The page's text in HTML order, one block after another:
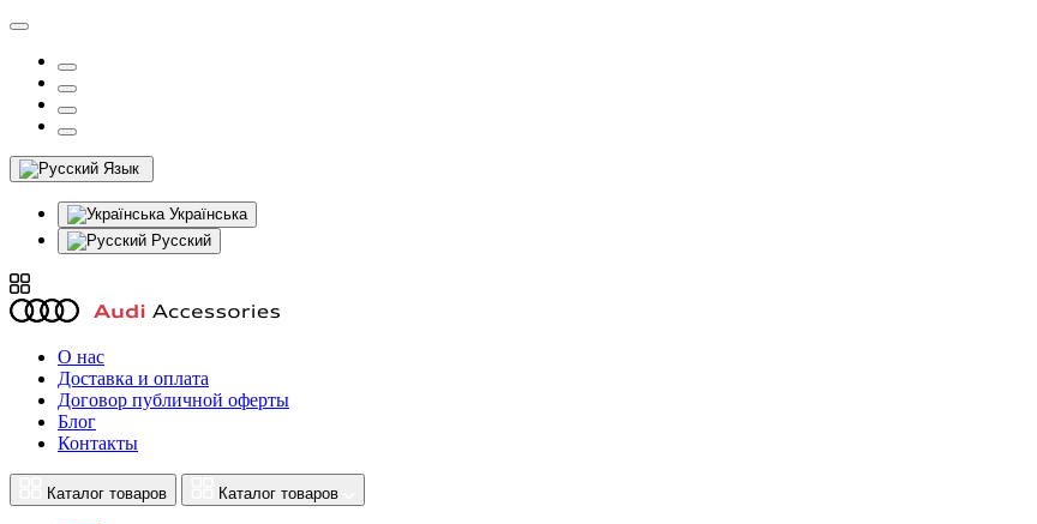
Язык
Українська
Русский
О нас
Доставка и оплата
Договор публичной оферты
Блог
Контакты
Каталог товаров Каталог товаров